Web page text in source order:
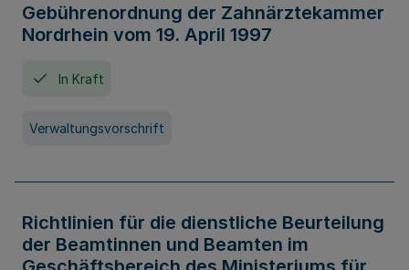
Gebührenordnung der Zahnärztekammer
Nordrhein vom 19. April 1997
In Kraft
Verwaltungsvorschrift
Richtlinien für die dienstliche Beurteilung
der Beamtinnen und Beamten im